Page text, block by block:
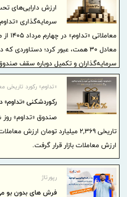
ارزش دارایی‌های
سرمایه‌گذاری
معادل ۳۰ همت، عبور کرد؛
سرمایه‌گذاران و تکمیل دوباره سقف
«تداوم» رکورد
رکوردشکنی «تداوم»
ارزش معاملات بازار قرار گرفت.
رپورتاژ
فرش های بدون بو